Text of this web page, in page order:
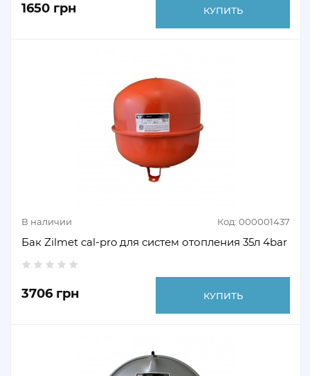
1650 грн КУПИТЬ
В наличии Код: 000001437
Бак Zilmet cal-pro для систем отопления 35л 4bar
3706 грн КУПИТЬ